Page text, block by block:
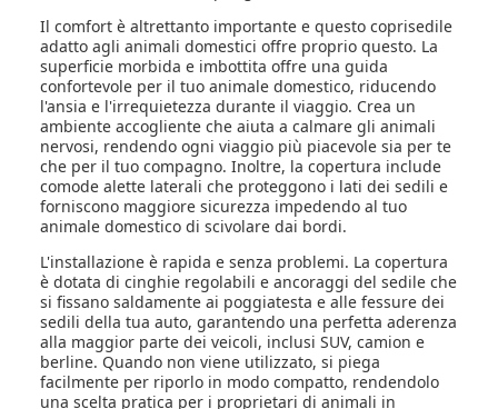
Il comfort è altrettanto importante e questo coprisedile
adatto agli animali domestici offre proprio questo. La
superficie morbida e imbottita offre una guida
confortevole per il tuo animale domestico, riducendo
l'ansia e l'irrequietezza durante il viaggio. Crea un
ambiente accogliente che aiuta a calmare gli animali
nervosi, rendendo ogni viaggio più piacevole sia per te
che per il tuo compagno. Inoltre, la copertura include
comode alette laterali che proteggono i lati dei sedili e
forniscono maggiore sicurezza impedendo al tuo
animale domestico di scivolare dai bordi.
L'installazione è rapida e senza problemi. La copertura
è dotata di cinghie regolabili e ancoraggi del sedile che
si fissano saldamente ai poggiatesta e alle fessure dei
sedili della tua auto, garantendo una perfetta aderenza
alla maggior parte dei veicoli, inclusi SUV, camion e
berline. Quando non viene utilizzato, si piega
facilmente per riporlo in modo compatto, rendendolo
una scelta pratica per i proprietari di animali in